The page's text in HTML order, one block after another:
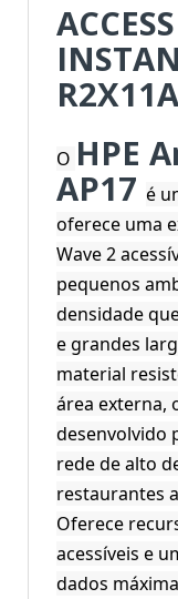
R2X11A
O HPE
AP17 é
oferece uma
Wave 2
pequenos
densidade
e grandes
material
área externa,
desenvolvido
rede de alto
restaurantes
Oferece
acessíveis e
dados